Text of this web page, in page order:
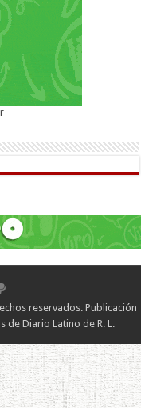
reservados. Publicación
de Diario Latino de R. L.